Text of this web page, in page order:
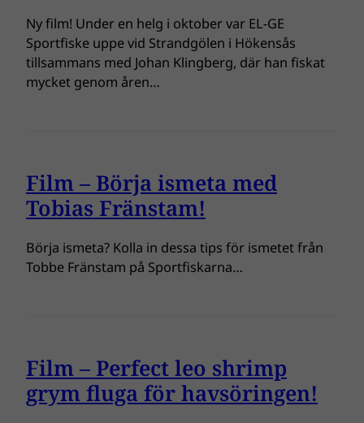
Ny film! Under en helg i oktober var EL-GE
Sportfiske uppe vid Strandgölen i Hökensås
tillsammans med Johan Klingberg, där han fiskat
mycket genom åren…
Film – Börja ismeta med
Tobias Fränstam!
Börja ismeta? Kolla in dessa tips för ismetet från
Tobbe Fränstam på Sportfiskarna…
Film – Perfect leo shrimp
grym fluga för havsöringen!